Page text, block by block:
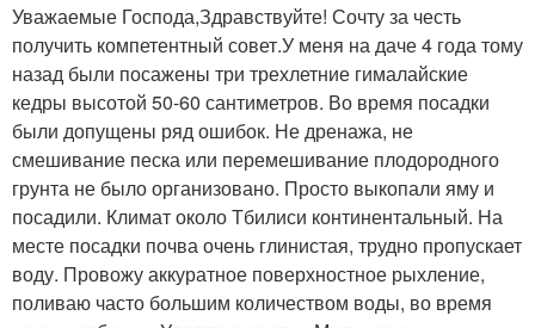
Уважаемые Господа,Здравствуйте! Сочту за честь
получить компетентный совет.У меня на даче 4 года тому
назад были посажены три трехлетние гималайские
кедры высотой 50-60 сантиметров. Во время посадки
были допущены ряд ошибок. Не дренажа, не
смешивание песка или перемешивание плодородного
грунта не было организовано. Просто выкопали яму и
посадили. Климат около Тбилиси континентальный. На
месте посадки почва очень глинистая, трудно пропускает
воду. Провожу аккуратное поверхностное рыхление,
поливаю часто большим количеством воды, во время